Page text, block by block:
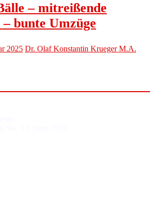
– mitreißende
bunte Umzüge
2025 Dr. Olaf Konstantin Krueger M.A.